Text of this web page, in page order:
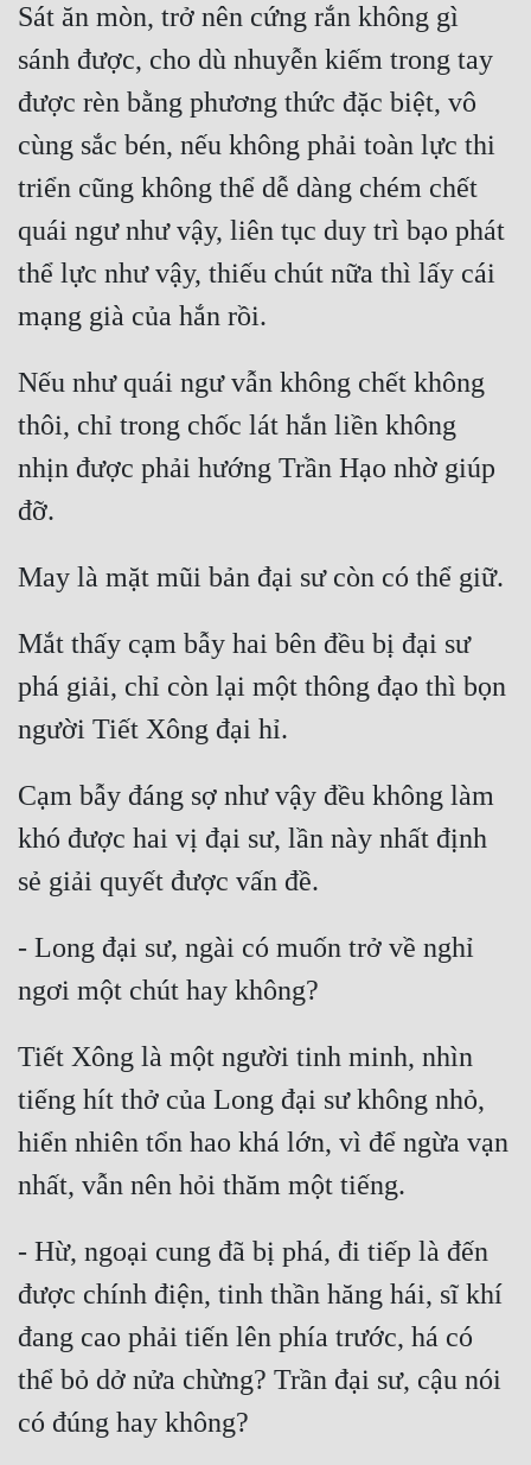
Sát ăn mòn, trở nên cứng rắn không gì
sánh được, cho dù nhuyễn kiếm trong tay
được rèn bằng phương thức đặc biệt, vô
cùng sắc bén, nếu không phải toàn lực thi
triển cũng không thể dễ dàng chém chết
quái ngư như vậy, liên tục duy trì bạo phát
thể lực như vậy, thiếu chút nữa thì lấy cái
Nếu như quái ngư vẫn không chết không
thôi, chỉ trong chốc lát hắn liền không
nhịn được phải hướng Trần Hạo nhờ giúp
Mắt thấy cạm bẫy hai bên đều bị đại sư
phá giải, chỉ còn lại một thông đạo thì bọn
Cạm bẫy đáng sợ như vậy đều không làm
khó được hai vị đại sư, lần này nhất định
- Long đại sư, ngài có muốn trở về nghỉ
Tiết Xông là một người tinh minh, nhìn
tiếng hít thở của Long đại sư không nhỏ,
hiển nhiên tổn hao khá lớn, vì để ngừa vạn
- Hừ, ngoại cung đã bị phá, đi tiếp là đến
được chính điện, tinh thần hăng hái, sĩ khí
đang cao phải tiến lên phía trước, há có
thể bỏ dở nửa chừng? Trần đại sư, cậu nói